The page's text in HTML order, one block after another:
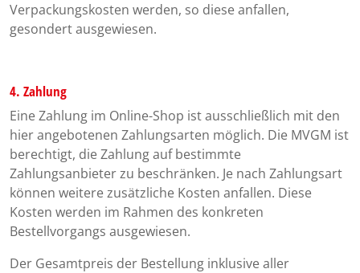
Verpackungskosten werden, so diese anfallen,
gesondert ausgewiesen.
4. Zahlung
Eine Zahlung im Online-Shop ist ausschließlich mit den
hier angebotenen Zahlungsarten möglich. Die MVGM ist
berechtigt, die Zahlung auf bestimmte
Zahlungsanbieter zu beschränken. Je nach Zahlungsart
können weitere zusätzliche Kosten anfallen. Diese
Kosten werden im Rahmen des konkreten
Bestellvorgangs ausgewiesen.
Der Gesamtpreis der Bestellung inklusive aller